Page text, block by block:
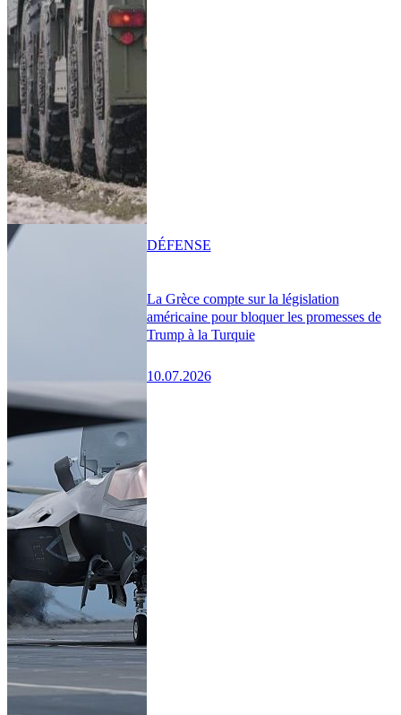
La Grèce compte sur la législation
américaine pour bloquer les promesses de
Trump à la Turquie
10.07.2026
DÉFENSE